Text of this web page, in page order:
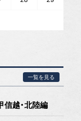
一覧を見る
越・北陸編